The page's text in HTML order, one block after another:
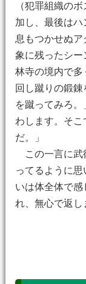
（犯罪組織の
加し、最後はハ
息もつかせぬ
象に残ったシ
林寺の境内で多
回し蹴りの鍛
を蹴ってみろ
わします。そ
だ。」
この一言に武
ってるように
いは体全体で
れ、無心で返し